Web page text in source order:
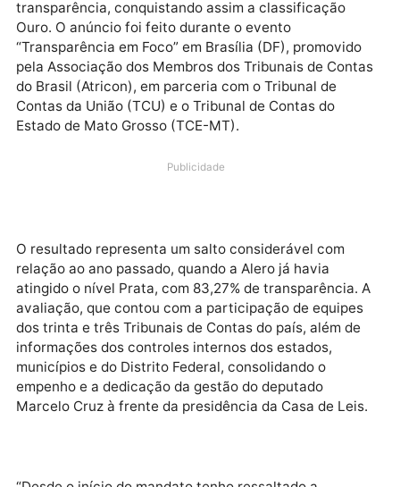
transparência para um patamar histórico no
Nacional de Transparência Pública, sob à
do deputado estadual Marcelo Cruz (Patriota). A
de Leis registrou um índice de 93,78% em
transparência, conquistando assim a classificação
Ouro. O anúncio foi feito durante o evento
pela Associação dos Membros dos Tribunais de
Publicidade
O resultado representa um salto considerável com
relação ao ano passado, quando a Alero já havia
atingido o nível Prata, com 83,27% de transparência.